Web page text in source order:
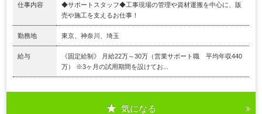
仕事内容
◆サポートスタッフ◆工事現場の管理や資材運搬を中⼼に、販
売や施⼯を⽀えるお仕事！
勤務地 東京、神奈川、埼玉
給与
《固定給制》 月給22万～30万（営業サポート職 平均年収440
万） ※3ヶ⽉の試⽤期間を設けてお...
気になる